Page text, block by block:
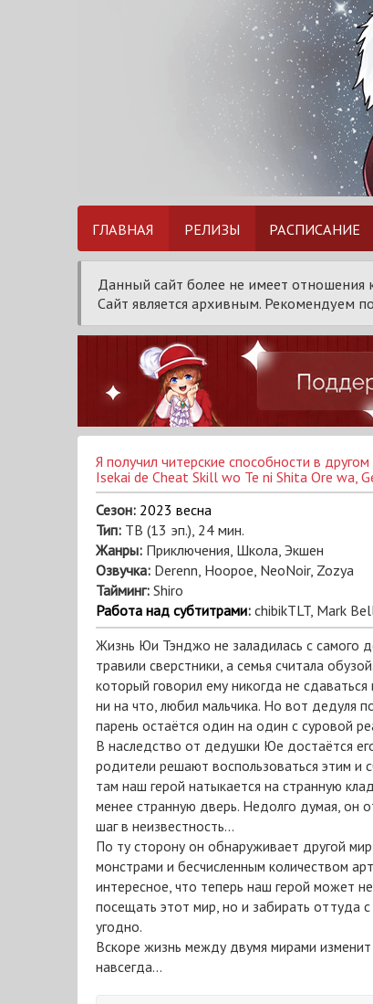
ГЛАВНАЯ РЕЛИЗЫ РАСПИСАНИЕ
Данный сайт более не имеет
Сайт является архивным. Рекомендуем
Isekai de Cheat Skill wo Te ni Shita Ore wa, Genjitsu Sekai wo mo
Сезон: 2023 весна
Тип:ТВ (13 эп.), 24 мин.
Жанры:Приключения, Школа, Экшен
Озвучка:Derenn, Hoopoe, NeoNoir, Zozya
Тайминг:Shiro
Работа над субтитрами:chibikTLT, Mark
Жизнь Юи Тэнджо не заладилась с самого
травили сверстники, а семья считала
который говорил ему никогда не сдаваться
ни на что, любил мальчика. Но вот дедуля
парень остаётся один на один с суровой
В наследство от дедушки Юе достаётся
родители решают воспользоваться этим и
там наш герой натыкается на странную
менее странную дверь. Недолго думая, он
шаг в неизвестность...
По ту сторону он обнаруживает другой
монстрами и бесчисленным количеством
интересное, что теперь наш герой может
посещать этот мир, но и забирать оттуда
угодно.
Вскоре жизнь между двумя мирами изменит
навсегда...